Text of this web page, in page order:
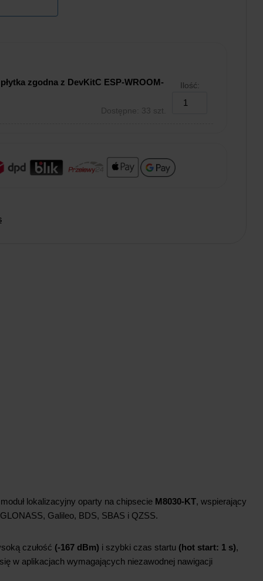
zgodna z DevKitC ESP-WROOM-
Dostępne: 33 szt.
Ilość:
lokalizacyjny oparty na chipsecie M8030-KT, wspierający
Galileo, BDS, SBAS i QZSS.
czułość (-167 dBm) i szybki czas startu (hot start: 1 s),
w aplikacjach wymagających niezawodnej nawigacji